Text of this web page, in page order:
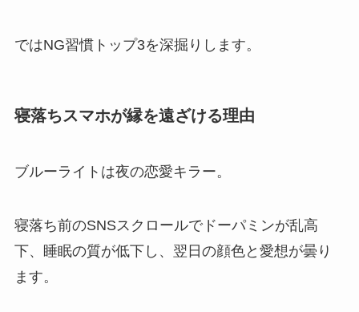
ではNG習慣トップ3を深掘りします。
寝落ちスマホが縁を遠ざける理由
ブルーライトは夜の恋愛キラー。
寝落ち前のSNSスクロールでドーパミンが乱高
下、睡眠の質が低下し、翌日の顔色と愛想が曇り
ます。